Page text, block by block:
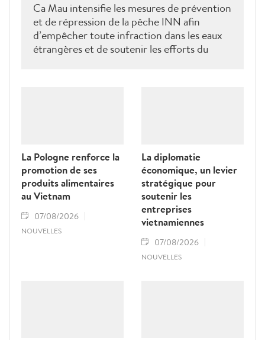
Ca Mau intensifie les mesures de prévention
et de répression de la pêche INN afin
d’empêcher toute infraction dans les eaux
étrangères et de soutenir les efforts du
La Pologne renforce la
promotion de ses
produits alimentaires
au Vietnam
07/08/2026
NOUVELLES
La diplomatie
économique, un levier
stratégique pour
soutenir les
entreprises
vietnamiennes
07/08/2026
NOUVELLES